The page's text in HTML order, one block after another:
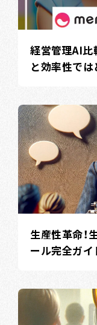
経営管理AI
と効率性では
生産性革命！
ール完全ガイ